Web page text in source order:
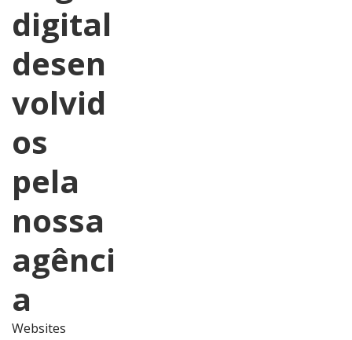
digital
desen
volvid
os
pela
nossa
agênci
a
Websites